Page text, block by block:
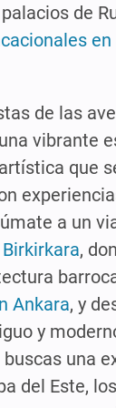
de
en
de las
vibrante
que
a un
,
Ankara, y
y
una
del Este, los